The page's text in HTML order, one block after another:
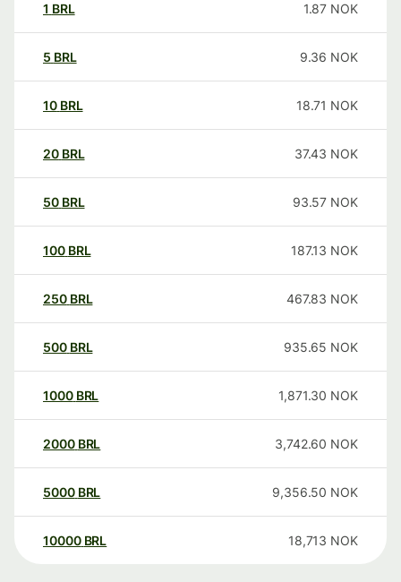
1 BRL 1.87 NOK
5 BRL 9.36 NOK
10 BRL 18.71 NOK
20 BRL 37.43 NOK
50 BRL 93.57 NOK
100 BRL 187.13 NOK
250 BRL 467.83 NOK
500 BRL 935.65 NOK
1000 BRL 1,871.30 NOK
2000 BRL 3,742.60 NOK
5000 BRL 9,356.50 NOK
10000 BRL 18,713 NOK